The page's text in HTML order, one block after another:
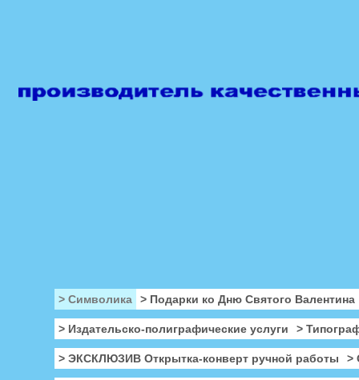
> Символика > Подарки ко Дню Святого Валентина
> Издательско-полиграфические услуги >
> ЭКСКЛЮЗИВ Открытка-конверт ручной работы >